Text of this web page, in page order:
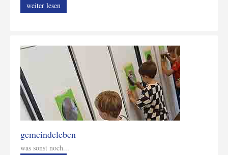
weiter lesen
gemeindeleben
was sonst noch...